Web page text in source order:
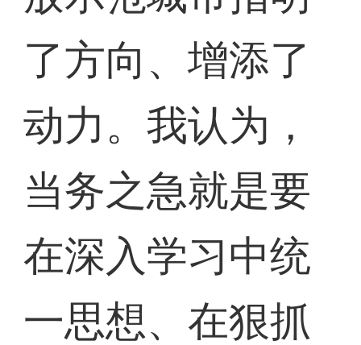
了方向、增添了
动力。我认为，
当务之急就是要
在深入学习中统
一思想、在狠抓